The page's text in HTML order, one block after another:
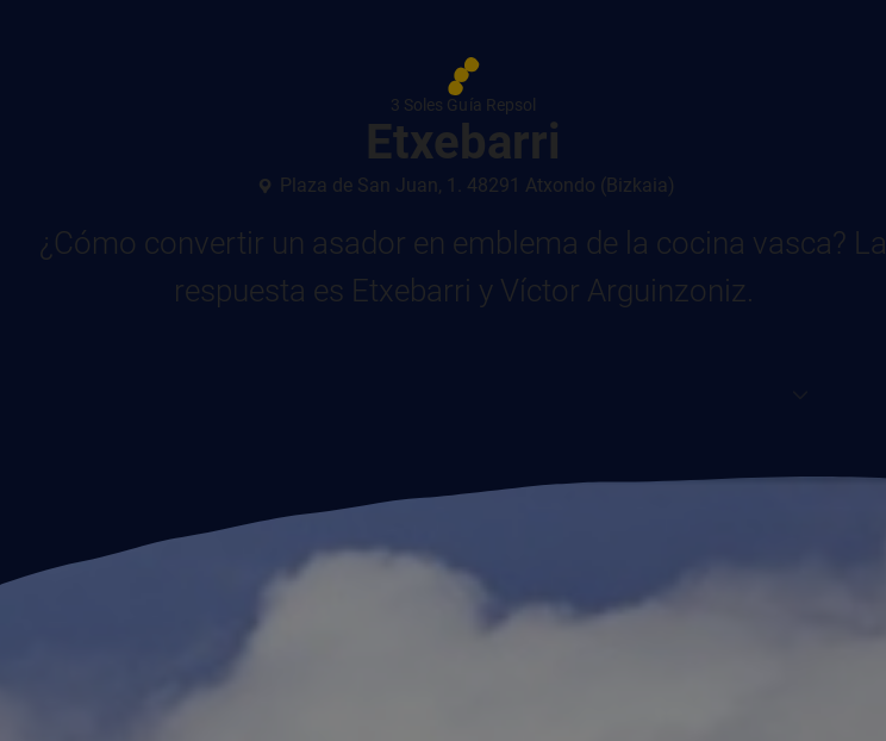
3 Soles Guía Repsol
Etxebarri
Plaza de San Juan, 1. 48291 Atxondo (Bizkaia)
¿Cómo convertir un asador en emblema de la cocina vasca? La
respuesta es Etxebarri y Víctor Arguinzoniz.